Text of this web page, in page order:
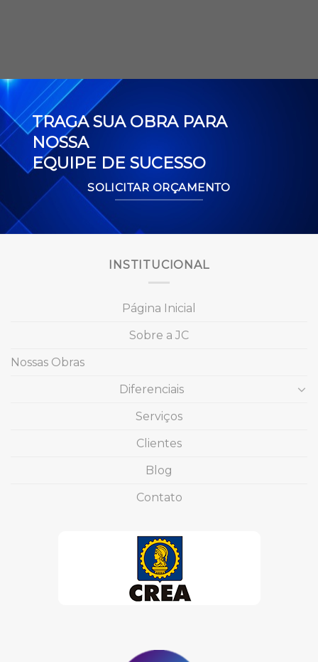
TRAGA SUA OBRA PARA
NOSSA
EQUIPE DE SUCESSO
SOLICITAR ORÇAMENTO
INSTITUCIONAL
Página Inicial
Sobre a JC
Nossas Obras
Diferenciais
Serviços
Clientes
Blog
Contato